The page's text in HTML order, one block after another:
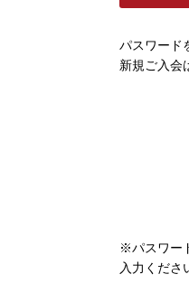
パスワード
新規ご入会
※パスワー
入力くださ